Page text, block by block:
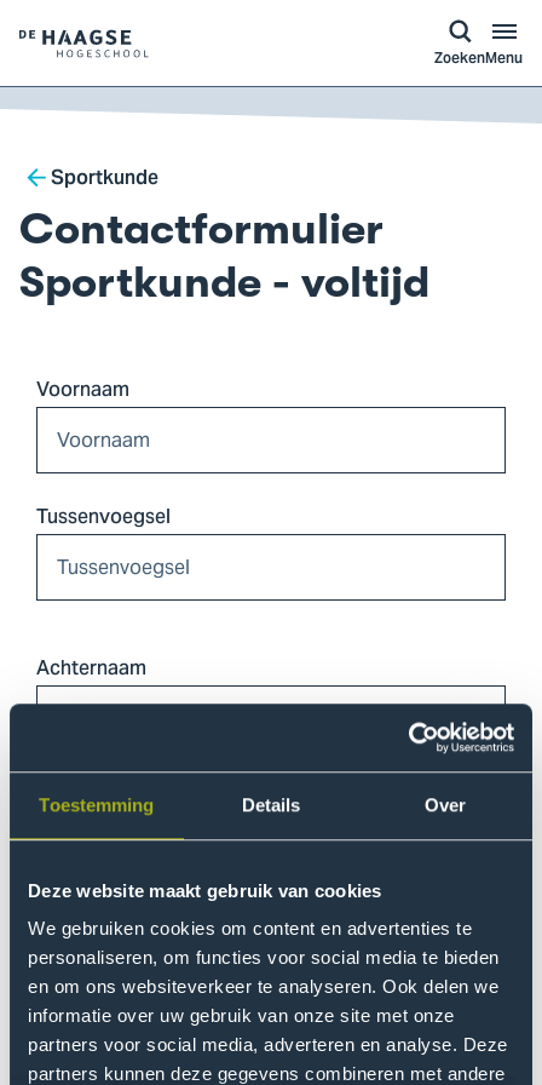
Toestemming Details Over
Deze website maakt gebruik van cookies
We gebruiken cookies om content en advertenties te
personaliseren, om functies voor social media te bieden
en om ons websiteverkeer te analyseren. Ook delen we
informatie over uw gebruik van onze site met onze
partners voor social media, adverteren en analyse. Deze
partners kunnen deze gegevens combineren met andere
Logo
van
De
Hogeschool,
ga
naar
de
homepagina
ZoekenMenu
Breadcrumb
Sportkunde
Contactformulier
Sportkunde - voltijd
Voornaam
Tussenvoegsel
Achternaam
Telefoonnummer
E-mailadres